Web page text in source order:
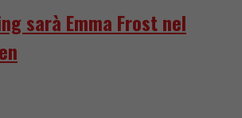
sarà Emma Frost nel